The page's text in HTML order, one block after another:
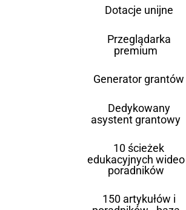
Dotacje unijne
Przeglądarka
premium
Generator grantów
Dedykowany
asystent grantowy
10 ścieżek
edukacyjnych wideo
poradników
150 artykułów i